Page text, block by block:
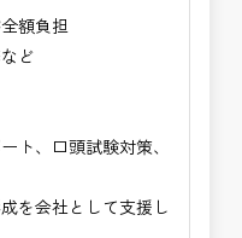
額負担
ど
ト、口頭試験対策、
を会社として支援し